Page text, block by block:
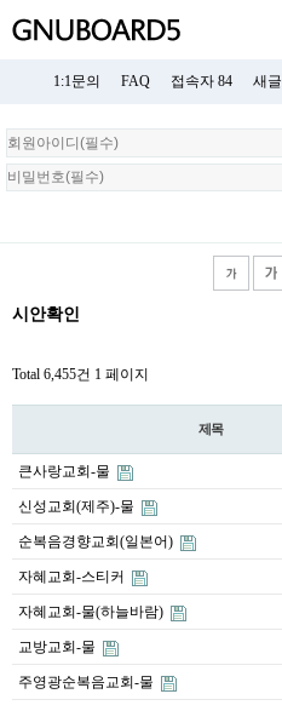
1:1문의 FAQ 접속자 84 새글
회
원
로
시안확인
Total 6,455건 1 페이지
제목
큰사랑교회-물
신성교회(제주)-물
순복음경향교회(일본어)
자혜교회-스티커
자혜교회-물(하늘바람)
교방교회-물
주영광순복음교회-물